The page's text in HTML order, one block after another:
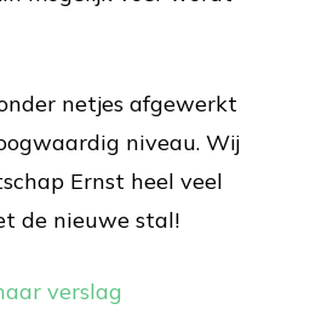
netjes afgewerkt
niveau. Wij
Ernst heel veel
de nieuwe stal!
verslag